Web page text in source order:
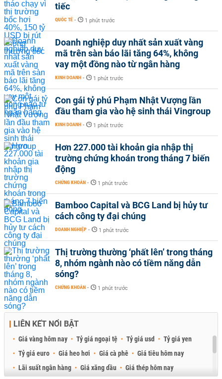
tiếc
QUỐC TẾ - 1 phút trước
Doanh nghiệp duy nhất sản xuất vàng
mã trên sàn báo lãi tăng 64%, không
vay một đồng nào từ ngân hàng
KINH DOANH - 1 phút trước
Con gái tỷ phú Phạm Nhật Vượng lần
đầu tham gia vào hệ sinh thái Vingroup
KINH DOANH - 1 phút trước
Hơn 227.000 tài khoản gia nhập thị
trường chứng khoán trong tháng 7 biến
động
CHỨNG KHOÁN - 1 phút trước
Bamboo Capital và BCG Land bị hủy tư
cách công ty đại chúng
DOANH NGHIỆP - 1 phút trước
Thị trường thường ‘phất lên’ trong tháng
8, nhóm ngành nào có tiềm năng dẫn
sóng?
CHỨNG KHOÁN - 1 phút trước
LIÊN KẾT NỔI BẬT
Giá vàng hôm nay Tỷ giá ngoại tệ Tỷ giá usd
Tỷ giá yen
Tỷ giá euro
Giá heo hơi Giá cà phê
Giá tiêu hôm nay
Lãi suất ngân hàng
Giá xăng dầu
Giá thép hôm nay